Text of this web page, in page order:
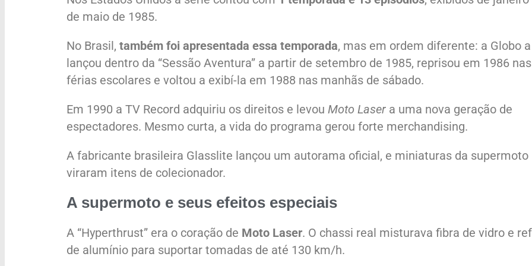
de maio de 1985.
No Brasil, também foi apresentada essa temporada, mas em ordem diferente: a Globo a
lançou dentro da “Sessão Aventura” a partir de setembro de 1985, reprisou em 1986 nas
férias escolares e voltou a exibí-la em 1988 nas manhãs de sábado.
Em 1990 a TV Record adquiriu os direitos e levou Moto Laser a uma nova geração de
espectadores. Mesmo curta, a vida do programa gerou forte merchandising.
A fabricante brasileira Glasslite lançou um autorama oficial, e miniaturas da supermoto
viraram itens de colecionador.
A supermoto e seus efeitos especiais
A “Hyperthrust” era o coração de Moto Laser. O chassi real misturava fibra de vidro e
de alumínio para suportar tomadas de até 130 km/h.